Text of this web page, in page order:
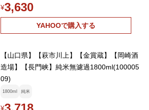
¥3,630
YAHOOで購入する
【山口県】【萩市川上】【金賞蔵】【岡崎酒
造場】【長門峡】純米無濾過1800ml(100005
09)
1800ml 純米
¥